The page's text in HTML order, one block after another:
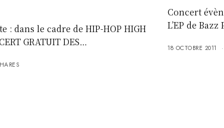
: dans le cadre de HIP-HOP HIGH
GRATUIT DES…
Concert
L’EP de
18 OCTOBRE 2011